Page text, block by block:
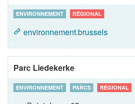
ENVIRONNEMENT RÉGIONAL
environnement.brussels
Parc Liedekerke
ENVIRONNEMENT PARCS RÉGIONAL